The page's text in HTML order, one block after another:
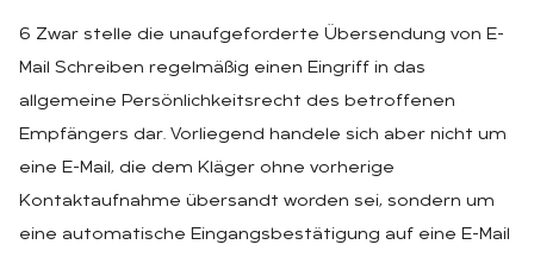
6 Zwar stelle die unaufgeforderte Übersendung von E-
Mail Schreiben regelmäßig einen Eingriff in das
allgemeine Persönlichkeitsrecht des betroffenen
Empfängers dar. Vorliegend handele sich aber nicht um
eine E-Mail, die dem Kläger ohne vorherige
Kontaktaufnahme übersandt worden sei, sondern um
eine automatische Eingangsbestätigung auf eine E-Mail